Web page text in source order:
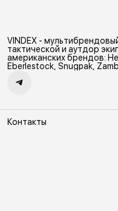
VINDEX -
тактической и аутдор
американских брендов:
Eberlestock, Snugpak,
Контакты